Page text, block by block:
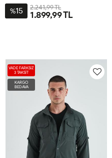
%15 2.241,99 TL
1.899,99 TL
VADE FARKSIZ
3 TAKSİT
KARGO
BEDAVA